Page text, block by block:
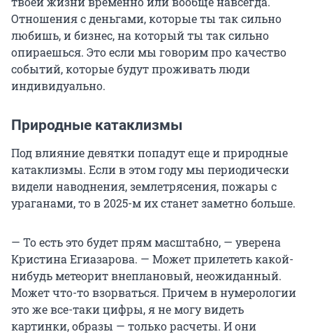
Отношения с деньгами, которые ты так сильно
любишь, и бизнес, на который ты так сильно
опираешься. Это если мы говорим про качество
событий, которые будут проживать люди
индивидуально.
Природные катаклизмы
Под влияние девятки попадут еще и природные
катаклизмы. Если в этом году мы периодически
видели наводнения, землетрясения, пожары с
ураганами, то в 2025-м их станет заметно больше.
— То есть это будет прям масштабно, — уверена
Кристина Егиазарова. — Может прилететь какой-
нибудь метеорит внеплановый, неожиданный.
Может что-то взорваться. Причем в нумерологии
это же все-таки цифры, я не могу видеть
картинки, образы — только расчеты. И они